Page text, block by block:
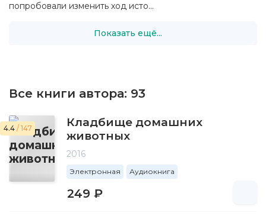
попробовали изменить ход исто...
Показать ещё...
Все книги автора: 93
4.4 / 147
Кладбище домашних
животных
2016
Электронная Аудиокнига
249 ₽